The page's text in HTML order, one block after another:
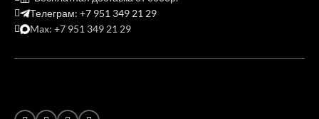
Телеграм: +7 951 349 21 29
Max: +7 951 349 21 29